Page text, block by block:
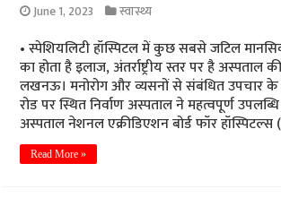
June 1, 2023 स्वास्थ्य
• स्पेशियलिटी हॉस्पिटल में कुछ सबसे जटिल
का होता है इलाज, अंतर्राष्ट्रीय स्तर पर है अस्पताल
लखनऊ। मनोरोग और व्यसनों से संबंधित उपचार के
रोड पर स्थित निर्वाण अस्पताल ने महत्वपूर्ण
अस्पताल नेशनल एक्रीडिएशन बोर्ड फॉर
Read More »